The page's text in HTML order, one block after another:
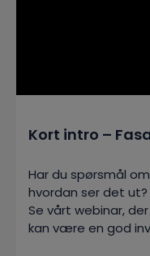
Kort intro –
Har du spørsmål
hvordan ser det ut?
Se vårt webinar,
kan være en god